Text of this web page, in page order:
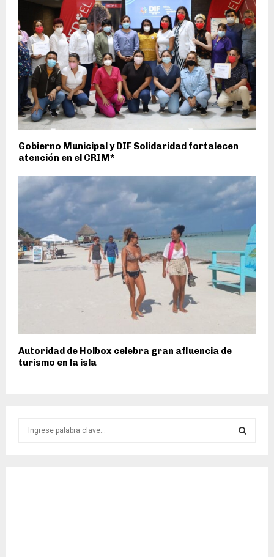
Gobierno Municipal y DIF Solidaridad fortalecen
atención en el CRIM*
Autoridad de Holbox celebra gran afluencia de
turismo en la isla